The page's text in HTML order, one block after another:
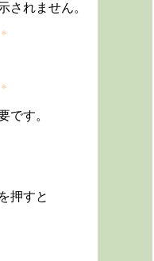
されません。
です。
押すと